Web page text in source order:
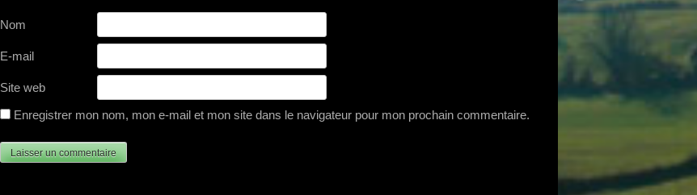
Nom
E-mail
Site web
Enregistrer mon nom, mon e-mail et mon site dans le navigateur pour mon prochain commentaire.